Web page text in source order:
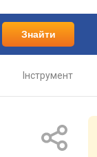
Знайти
Інструмент